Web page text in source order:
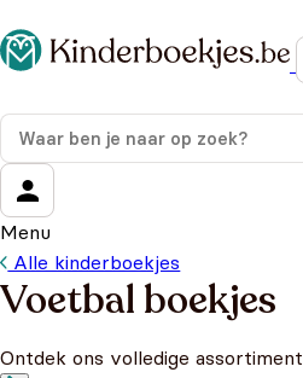
Menu
Alle kinderboekjes
Voetbal boekjes
Ontdek ons volledige assortiment